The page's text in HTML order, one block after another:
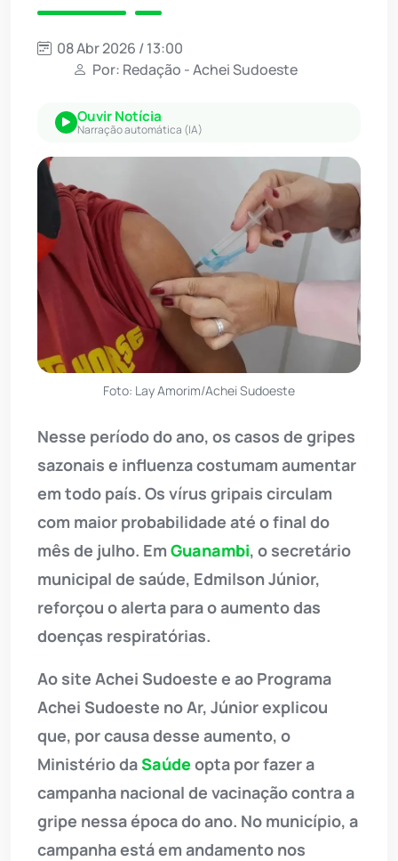
08 Abr 2026 / 13:00
Por: Redação - Achei Sudoeste
Ouvir Notícia
Narração automática (IA)
Foto: Lay Amorim/Achei Sudoeste
Nesse período do ano, os casos de gripes
sazonais e influenza costumam aumentar
em todo país. Os vírus gripais circulam
com maior probabilidade até o final do
mês de julho. Em Guanambi, o secretário
municipal de saúde, Edmilson Júnior,
reforçou o alerta para o aumento das
doenças respiratórias.
Ao site Achei Sudoeste e ao Programa
Achei Sudoeste no Ar, Júnior explicou
que, por causa desse aumento, o
Ministério daSaúdeopta por fazer a
campanha nacional de vacinação contra a
gripe nessa época do ano. No município, a
campanha está em andamento nos